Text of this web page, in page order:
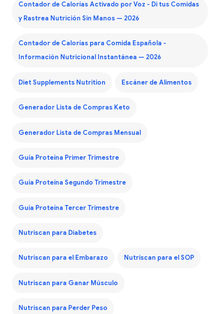
Contador de Calorías Activado por Voz - Di tus Comidas
y Rastrea Nutrición Sin Manos — 2026
Contador de Calorías para Comida Española -
Información Nutricional Instantánea — 2026
Diet Supplements Nutrition Escáner de Alimentos
Generador Lista de Compras Keto
Generador Lista de Compras Mensual
Guía Proteína Primer Trimestre
Guía Proteína Segundo Trimestre
Guía Proteína Tercer Trimestre
Nutriscan para Diabetes
Nutriscan para el Embarazo Nutriscan para el SOP
Nutriscan para Ganar Músculo
Nutriscan para Perder Peso